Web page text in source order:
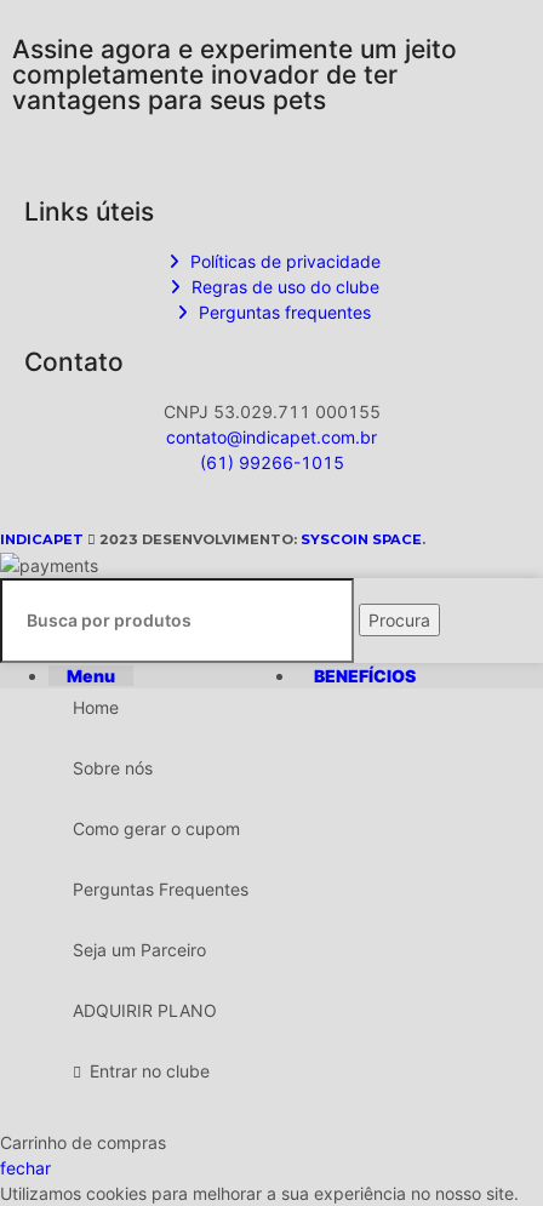
Assine agora e experimente um jeito
completamente inovador de ter
vantagens para seus pets
Links úteis
Políticas de privacidade
Regras de uso do clube
Perguntas frequentes
Contato
CNPJ 53.029.711 000155
contato@indicapet.com.br
(61) 99266-1015
INDICAPET 2023 DESENVOLVIMENTO: SYSCOIN SPACE.
Procura
Menu
BENEFÍCIOS
Home
Sobre nós
Como gerar o cupom
Perguntas Frequentes
Seja um Parceiro
ADQUIRIR PLANO
Entrar no clube
Carrinho de compras
fechar
Utilizamos cookies para melhorar a sua experiência no nosso site.